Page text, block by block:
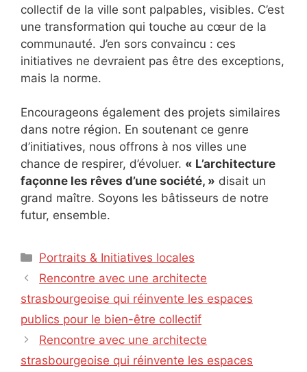
collectif de la ville sont palpables, visibles. C’est
une transformation qui touche au cœur de la
communauté. J’en sors convaincu : ces
initiatives ne devraient pas être des exceptions,
mais la norme.
Encourageons également des projets similaires
dans notre région. En soutenant ce genre
d’initiatives, nous offrons à nos villes une
chance de respirer, d’évoluer. « L’architecture
façonne les rêves d’une société, » disait un
grand maître. Soyons les bâtisseurs de notre
futur, ensemble.
Catégories
Portraits & Initiatives locales
Rencontre avec une architecte
strasbourgeoise qui réinvente les espaces
publics pour le bien-être collectif
Rencontre avec une architecte
strasbourgeoise qui réinvente les espaces